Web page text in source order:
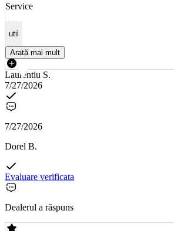
Service
util
Arată mai mult
Laurentiu S.
7/27/2026
7/27/2026
Dorel B.
Evaluare verificata
Dealerul a răspuns